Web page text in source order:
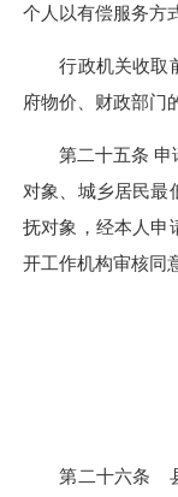
个人以有偿服务方
行政机关收取前
府物价、财政部门
第二十五条 申
对象、城乡居民最
抚对象，经本人申
开工作机构审核同
第二十六条 县